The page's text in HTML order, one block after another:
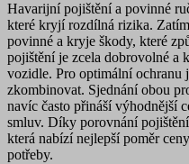
Havarijní pojištění a povinné
které kryjí rozdílná rizika.
povinné a kryje škody, které
pojištění je zcela dobrovolné a
vozidle. Pro optimální ochranu
zkombinovat. Sjednání obou
navíc často přináší výhodnější
smluv. Díky porovnání
která nabízí nejlepší poměr
potřeby.